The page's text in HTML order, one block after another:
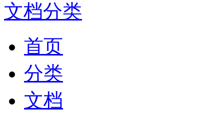
文档分类
首页
分类
文档